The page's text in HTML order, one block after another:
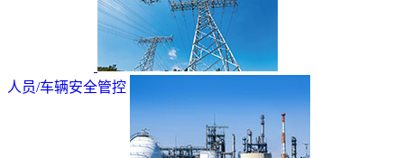
人员/车辆安全管控